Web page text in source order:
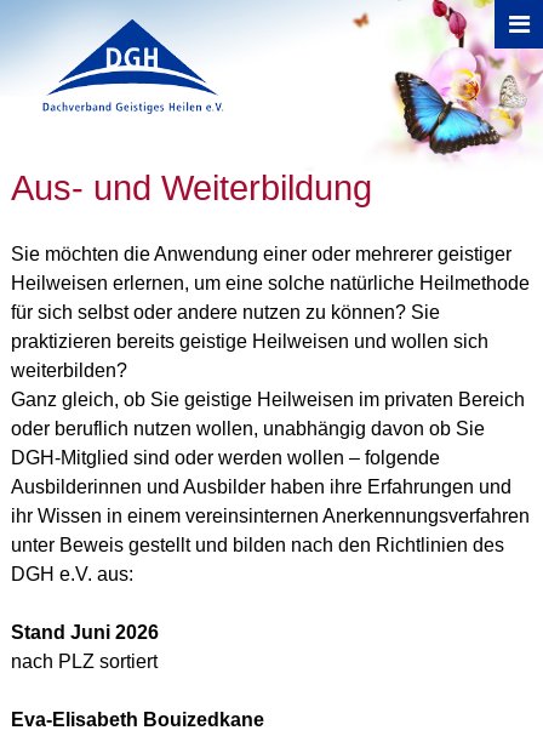
Sie sind hier
Aus- und Weiterbildung
Sie möchten die Anwendung einer oder mehrerer geistiger
Heilweisen erlernen, um eine solche natürliche Heilmethode
für sich selbst oder andere nutzen zu können? Sie
praktizieren bereits geistige Heilweisen und wollen sich
weiterbilden?
Ganz gleich, ob Sie geistige Heilweisen im privaten Bereich
oder beruflich nutzen wollen, unabhängig davon ob Sie
DGH-Mitglied sind oder werden wollen – folgende
Ausbilderinnen und Ausbilder haben ihre Erfahrungen und
ihr Wissen in einem vereinsinternen Anerkennungsverfahren
unter Beweis gestellt und bilden nach den Richtlinien des
DGH e.V. aus:
Stand Juni 2026
nach PLZ sortiert
Eva-Elisabeth Bouizedkane